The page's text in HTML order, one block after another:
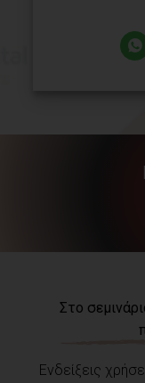
Στο
Ενδείξεις